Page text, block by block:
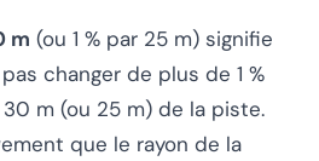
m (ou 1 % par 25 m) signifie
changer de plus de 1 %
m (ou 25 m) de la piste.
que le rayon de la